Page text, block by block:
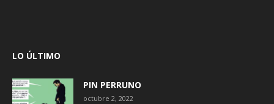
LO ÚLTIMO
PIN PERRUNO
octubre 2, 2022